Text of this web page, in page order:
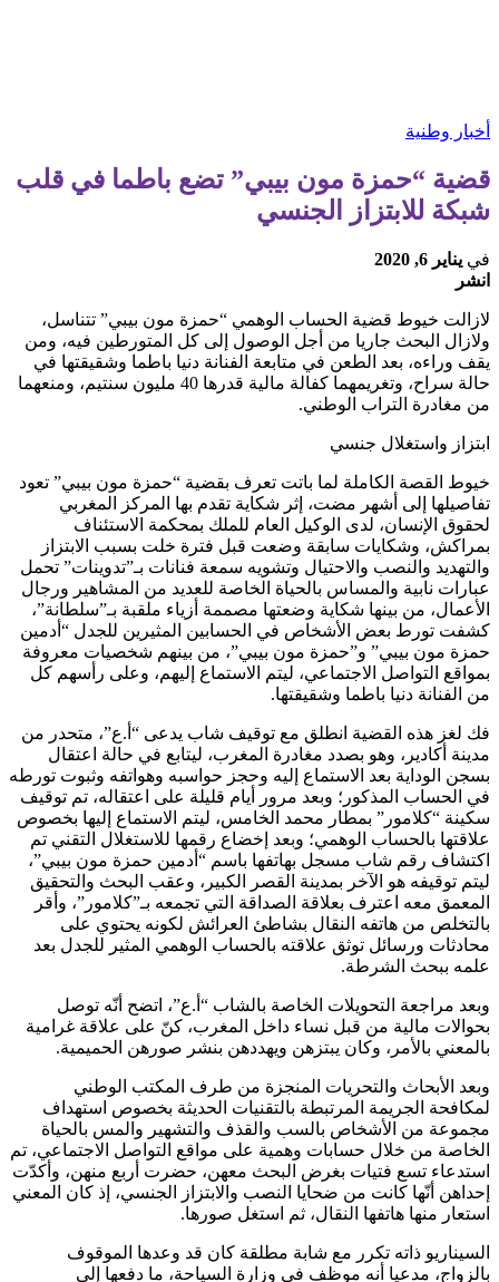
أخبار وطنية
قضية “حمزة مون بيبي” تضع باطما في قلب
شبكة للابتزاز الجنسي
في يناير 6, 2020
انشر
لازالت خيوط قضية الحساب الوهمي “حمزة مون بيبي” تتناسل،
ولازال البحث جاريا من أجل الوصول إلى كل المتورطين فيه، ومن
يقف وراءه، بعد الطعن في متابعة الفنانة دنيا باطما وشقيقتها في
حالة سراح، وتغريمهما كفالة مالية قدرها 40 مليون سنتيم، ومنعهما
من مغادرة التراب الوطني.
ابتزاز واستغلال جنسي
خيوط القصة الكاملة لما باتت تعرف بقضية “حمزة مون بيبي” تعود
تفاصيلها إلى أشهر مضت، إثر شكاية تقدم بها المركز المغربي
لحقوق الإنسان، لدى الوكيل العام للملك بمحكمة الاستئناف
بمراكش، وشكايات سابقة وضعت قبل فترة خلت بسبب الابتزاز
والتهديد والنصب والاحتيال وتشويه سمعة فنانات بـ”تدوينات” تحمل
عبارات نابية والمساس بالحياة الخاصة للعديد من المشاهير ورجال
الأعمال، من بينها شكاية وضعتها مصممة أزياء ملقبة بـ”سلطانة”،
كشفت تورط بعض الأشخاص في الحسابين المثيرين للجدل “أدمين
حمزة مون بيبي” و”حمزة مون بيبي”، من بينهم شخصيات معروفة
بمواقع التواصل الاجتماعي، ليتم الاستماع إليهم، وعلى رأسهم كل
من الفنانة دنيا باطما وشقيقتها.
فك لغز هذه القضية انطلق مع توقيف شاب يدعى “أ.ع”، متحدر من
مدينة أكادير، وهو بصدد مغادرة المغرب، ليتابع في حالة اعتقال
بسجن الوداية بعد الاستماع إليه وحجز حواسبه وهواتفه وثبوت تورطه
في الحساب المذكور؛ وبعد مرور أيام قليلة على اعتقاله، تم توقيف
سكينة “كلامور” بمطار محمد الخامس، ليتم الاستماع إليها بخصوص
علاقتها بالحساب الوهمي؛ وبعد إخضاع رقمها للاستغلال التقني تم
اكتشاف رقم شاب مسجل بهاتفها باسم “أدمين حمزة مون بيبي”،
ليتم توقيفه هو الآخر بمدينة القصر الكبير، وعقب البحث والتحقيق
المعمق معه اعترف بعلاقة الصداقة التي تجمعه بـ”كلامور”، وأقر
بالتخلص من هاتفه النقال بشاطئ العرائش لكونه يحتوي على
محادثات ورسائل توثق علاقته بالحساب الوهمي المثير للجدل بعد
علمه ببحث الشرطة.
وبعد مراجعة التحويلات الخاصة بالشاب “أ.ع”، اتضح أنّه توصل
بحوالات مالية من قبل نساء داخل المغرب، كنّ على علاقة غرامية
بالمعني بالأمر، وكان يبتزهن ويهددهن بنشر صورهن الحميمية.
وبعد الأبحاث والتحريات المنجزة من طرف المكتب الوطني
لمكافحة الجريمة المرتبطة بالتقنيات الحديثة بخصوص استهداف
مجموعة من الأشخاص بالسب والقذف والتشهير والمس بالحياة
الخاصة من خلال حسابات وهمية على مواقع التواصل الاجتماعي، تم
استدعاء تسع فتيات بغرض البحث معهن، حضرت أربع منهن، وأكدّت
إحداهن أنّها كانت من ضحايا النصب والابتزاز الجنسي، إذ كان المعني
استعار منها هاتفها النقال، ثم استغل صورها.
السيناريو ذاته تكرر مع شابة مطلقة كان قد وعدها الموقوف
بالزواج، مدعيا أنه موظف في وزارة السياحة، ما دفعها إلى